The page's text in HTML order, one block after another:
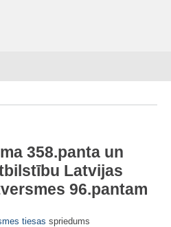
358.panta un
Latvijas
96.pantam
tiesas spriedums